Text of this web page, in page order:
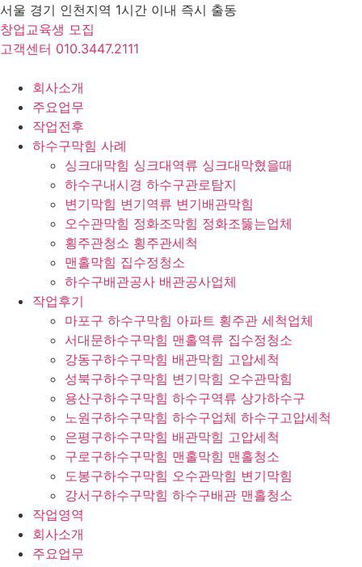
Skip
to
content
서울 경기 인천지역 1시간 이내 즉시 출동
창업교육생 모집
고객센터 010.3447.2111
회사소개
주요업무
작업전후
하수구막힘 사례
싱크대막힘 싱크대역류 싱크대막혔을때
하수구내시경 하수구관로탐지
변기막힘 변기역류 변기배관막힘
오수관막힘 정화조막힘 정화조뚫는업체
횡주관청소 횡주관세척
맨홀막힘 집수정청소
하수구배관공사 배관공사업체
작업후기
마포구 하수구막힘 아파트 횡주관 세척업체
서대문하수구막힘 맨홀역류 집수정청소
강동구하수구막힘 배관막힘 고압세척
성북구하수구막힘 변기막힘 오수관막힘
용산구하수구막힘 하수구역류 상가하수구
노원구하수구막힘 하수구업체 하수구고압세척
은평구하수구막힘 배관막힘 고압세척
구로구하수구막힘 맨홀막힘 맨홀청소
도봉구하수구막힘 오수관막힘 변기막힘
강서구하수구막힘 하수구배관 맨홀청소
작업영역
회사소개
주요업무